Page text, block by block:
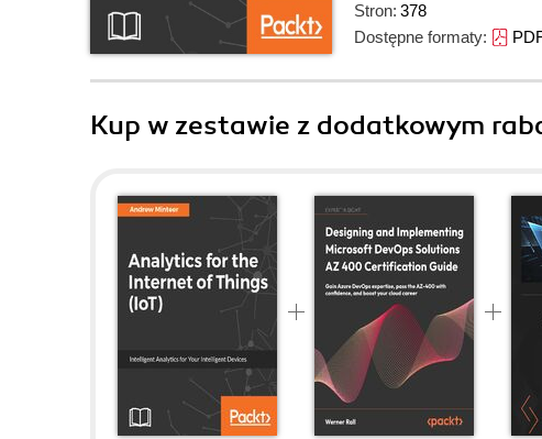
Stron: 378
Dostępne formaty:
Kup w zestawie z dodatkowym